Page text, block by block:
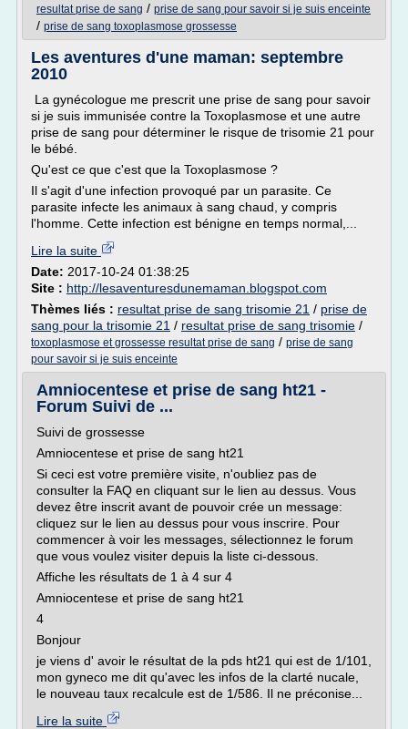
resultat prise de sang / prise de sang pour savoir si je suis enceinte
/ prise de sang toxoplasmose grossesse
Les aventures d'une maman: septembre
2010
La gynécologue me prescrit une prise de sang pour savoir
si je suis immunisée contre la Toxoplasmose et une autre
prise de sang pour déterminer le risque de trisomie 21 pour
le bébé.
Qu'est ce que c'est que la Toxoplasmose ?
Il s'agit d'une infection provoqué par un parasite. Ce
parasite infecte les animaux à sang chaud, y compris
l'homme. Cette infection est bénigne en temps normal,...
Lire la suite
Date: 2017-10-24 01:38:25
Site : http://lesaventuresdunemaman.blogspot.com
Thèmes liés : resultat prise de sang trisomie 21 / prise de
sang pour la trisomie 21 / resultat prise de sang trisomie /
toxoplasmose et grossesse resultat prise de sang / prise de sang
pour savoir si je suis enceinte
Amniocentese et prise de sang ht21 -
Forum Suivi de ...
Suivi de grossesse
Amniocentese et prise de sang ht21
Si ceci est votre première visite, n'oubliez pas de
consulter la FAQ en cliquant sur le lien au dessus. Vous
devez être inscrit avant de pouvoir crée un message:
cliquez sur le lien au dessus pour vous inscrire. Pour
commencer à voir les messages, sélectionnez le forum
que vous voulez visiter depuis la liste ci-dessous.
Affiche les résultats de 1 à 4 sur 4
Amniocentese et prise de sang ht21
4
Bonjour
je viens d' avoir le résultat de la pds ht21 qui est de 1/101,
mon gyneco me dit qu'avec les infos de la clarté nucale,
le nouveau taux recalcule est de 1/586. Il ne préconise...
Lire la suite